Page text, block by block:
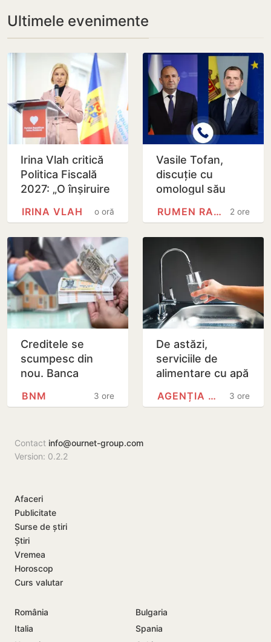
Ultimele evenimente
Irina Vlah critică
Politica Fiscală
2027: „O înșiruire
realizată pe
o oră
IRINA VLAH
Vasile Tofan,
discuție cu
omologul său
europeană și
principalele…
2 ore
RUMEN RADEV
Creditele se
scumpesc din
nou. Banca
Moldovei a
7,5 la…
3 ore
BNM
De astăzi,
serviciile de
alimentare cu apă
capitală sunt mai
3 ore
AGENȚIA NAȚIONALĂ PENTRU…
Contact info@ournet-group.com
Version: 0.2.2
Afaceri
Publicitate
Surse de știri
Știri
Vremea
Horoscop
Curs valutar
România
Bulgaria
Italia
Spania